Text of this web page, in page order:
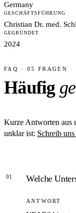
Germany
GESCHÄFTSFÜHRUNG
Christian Dr. med.
GEGRÜNDET
2024
FAQ · 05 FRAGEN
Häufig
Kurze Antworten aus
unklar ist: Schreib
01 Welche
ANTWORT